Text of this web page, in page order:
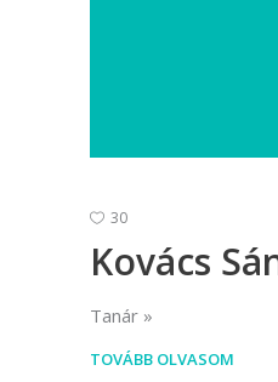
30
Kovács
Tanár
TOVÁBB OLVASOM